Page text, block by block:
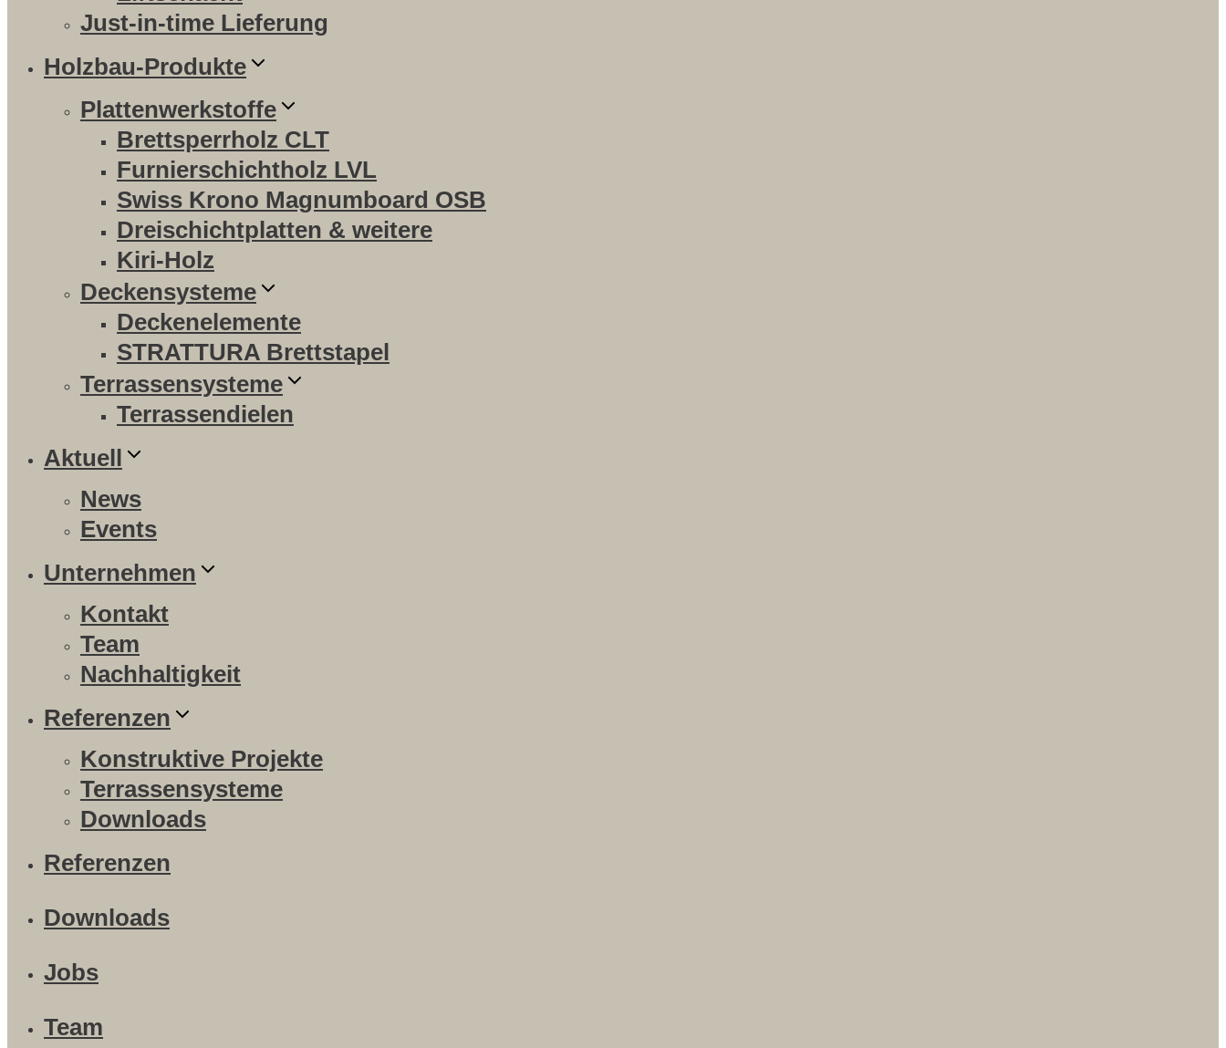
Just-in-time Lieferung
Holzbau-Produkte
Plattenwerkstoffe
Brettsperrholz CLT
Furnierschichtholz LVL
Swiss Krono Magnumboard OSB
Dreischichtplatten & weitere
Kiri-Holz
Deckensysteme
Deckenelemente
STRATTURA Brettstapel
Terrassensysteme
Terrassendielen
Aktuell
News
Events
Unternehmen
Kontakt
Team
Nachhaltigkeit
Referenzen
Konstruktive Projekte
Terrassensysteme
Downloads
Referenzen
Downloads
Jobs
Team